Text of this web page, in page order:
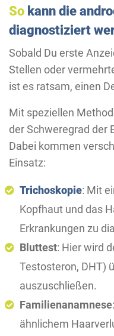
So kann die
diagnostiziert
Sobald Du erste
Stellen oder
ist es ratsam, einen
Mit speziellen
der Schweregrad der
Dabei kommen
Einsatz:
Trichoskopie: Mit
Kopfhaut und das
Erkrankungen zu
Bluttest: Hier wird
Testosteron, DHT)
auszuschließen.
Familienanamnese
ähnlichem